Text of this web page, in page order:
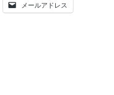
メールアドレス